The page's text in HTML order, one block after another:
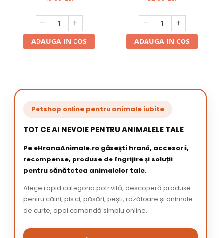
ADAUGA IN COS ADAUGA IN COS
Petshop online pentru animale iubite
TOT CE AI NEVOIE PENTRU ANIMALELE TALE
Pe eHranaAnimale.ro găsești hrană, accesorii,
recompense, produse de îngrijire și soluții
pentru sănătatea animalelor tale.
Alege rapid categoria potrivită, descoperă produse
pentru câini, pisici, păsări, pești, rozătoare și animale
de curte, apoi comandă simplu online.